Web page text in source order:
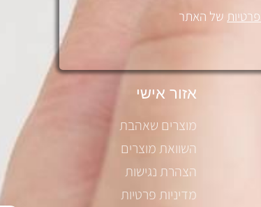
של האתר
אזור אישי
מוצרים שאהבת
השוואת מוצרים
הצהרת נגישות
מדיניות פרטיות